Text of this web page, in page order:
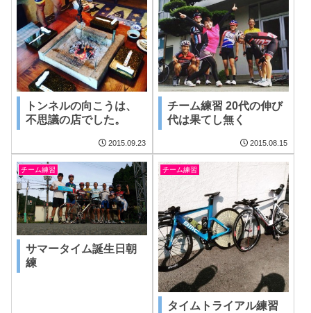
トンネルの向こうは、
不思議の店でした。
2015.09.23
チーム練習 20代の伸び
代は果てし無く
2015.08.15
チーム練習
サマータイム誕生日朝
練
チーム練習
タイムトライアル練習